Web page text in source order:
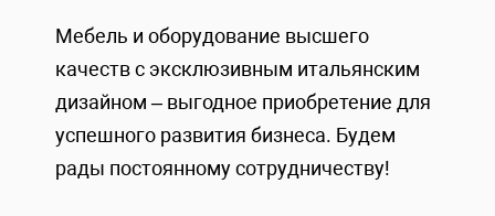
Мебель и оборудование высшего
качеств с эксклюзивным итальянским
дизайном – выгодное приобретение для
успешного развития бизнеса. Будем
рады постоянному сотрудничеству!